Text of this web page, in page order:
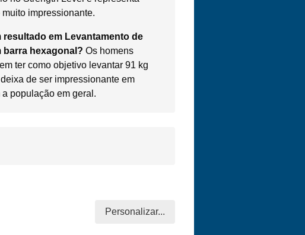
impressionante.
resultado em Levantamento de
barra hexagonal? Os homens
ter como objetivo levantar 91 kg
de ser impressionante em
população em geral.
Personalizar...